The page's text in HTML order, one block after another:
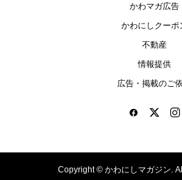
かわマガ広告
かわにしクーポ
不動産
情報提供
広告・掲載のご
Copyright ©かわにしマガジン.